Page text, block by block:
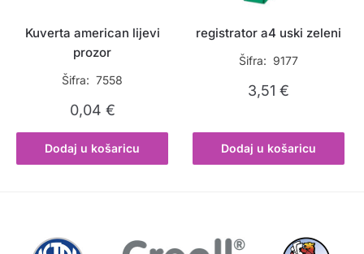
Kuverta american lijevi
prozor
Šifra: 7558
0,04 €
Dodaj u košaricu
registrator a4 uski zeleni
Šifra: 9177
3,51€
Dodaj u košaricu